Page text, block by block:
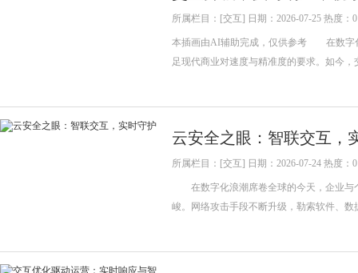
所属栏目：[交互] 日期：2026-07-25 热度：0
本插画由AI辅助完成，仅供参考 在数字
足现代商业对速度与精准度的要求。如今
云安全之眼：智联交互，
所属栏目：[交互] 日期：2026-07-24 热度：0
在数字化浪潮席卷全球的今天，企业与
峻。网络攻击手段不断升级，勒索软件、